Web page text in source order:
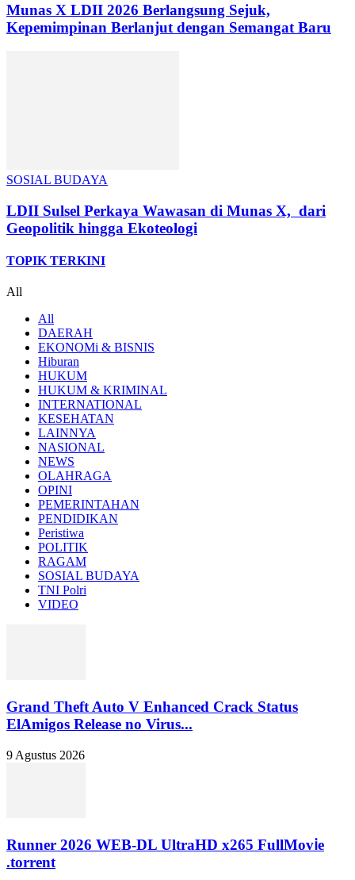
Munas X LDII 2026 Berlangsung Sejuk,
Kepemimpinan Berlanjut dengan Semangat Baru
SOSIAL BUDAYA
LDII Sulsel Perkaya Wawasan di Munas X, dari
Geopolitik hingga Ekoteologi
TOPIK TERKINI
All
All
DAERAH
EKONOMi & BISNIS
Hiburan
HUKUM
HUKUM & KRIMINAL
INTERNATIONAL
KESEHATAN
LAINNYA
NASIONAL
NEWS
OLAHRAGA
OPINI
PEMERINTAHAN
PENDIDIKAN
Peristiwa
POLITIK
RAGAM
SOSIAL BUDAYA
TNI Polri
VIDEO
Grand Theft Auto V Enhanced Crack Status
ElAmigos Release no Virus...
9 Agustus 2026
Runner 2026 WEB-DL UltraHD x265 FullMov𝗂e
.torrent